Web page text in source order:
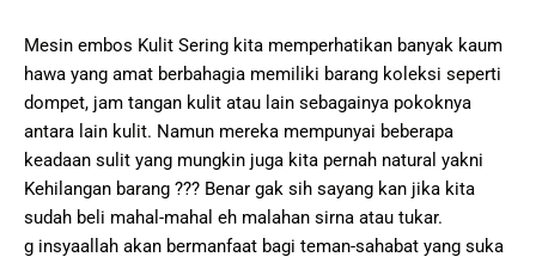
Mesin embos Kulit Sering kita memperhatikan banyak kaum
hawa yang amat berbahagia memiliki barang koleksi seperti
dompet, jam tangan kulit atau lain sebagainya pokoknya
antara lain kulit. Namun mereka mempunyai beberapa
keadaan sulit yang mungkin juga kita pernah natural yakni
Kehilangan barang ??? Benar gak sih sayang kan jika kita
sudah beli mahal-mahal eh malahan sirna atau tukar.
g insyaallah akan bermanfaat bagi teman-sahabat yang suka